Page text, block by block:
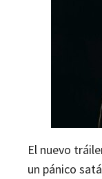
El nuevo
un pánico